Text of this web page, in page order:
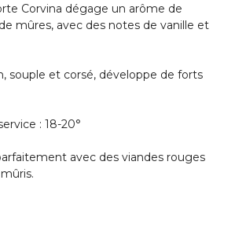
Corvina dégage un arôme de
mûres, avec des notes de vanille et
souple et corsé, développe de forts
: 18-20°
avec des viandes rouges